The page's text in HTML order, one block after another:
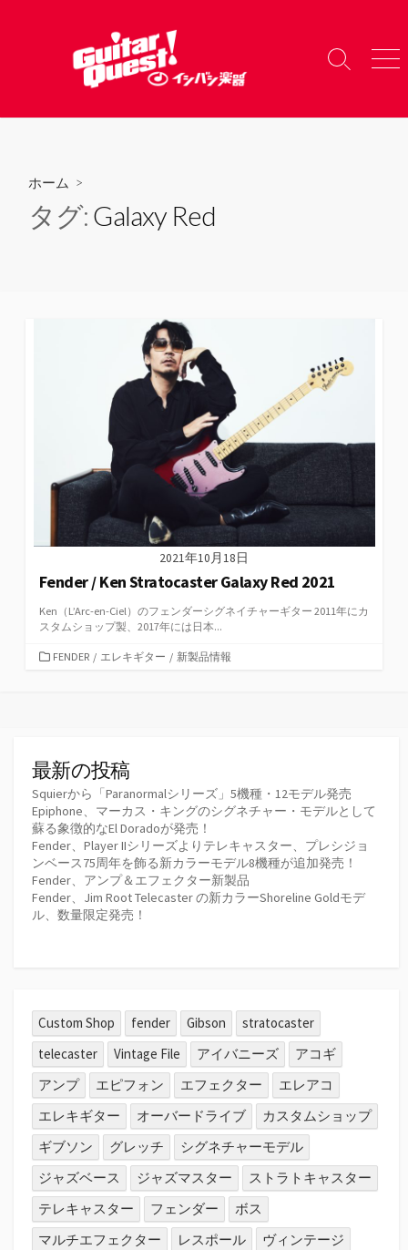
へ
検
り
メ
ー
ホーム >
タグ:Galaxy Red
2021年10月18日
Fender / Ken Stratocaster Galaxy Red 2021
Ken（L’Arc-en-Ciel）のフェンダーシグネイチャーギター 2011年にカ
スタムショップ製、2017年には日本...
カFENDER / エレキギター / 新製品情報
最新の投稿
Squierから「Paranormalシリーズ」5機種・12モデル発売
Epiphone、マーカス・キングのシグネチャー・モデルとして
蘇る象徴的なEl Doradoが発売！
Fender、Player IIシリーズよりテレキャスター、プレシジョ
ンベース75周年を飾る新カラーモデル8機種が追加発売！
Fender、アンプ＆エフェクター新製品
Fender、Jim Root Telecaster の新カラーShoreline Goldモデ
ル、数量限定発売！
Custom Shop fender Gibson
stratocaster
telecaster
Vintage File アイバニーズ
アコギ
アンプ
エピフォン エフェクター
エレアコ
エレキギター
オーバードライブ
カスタムショップ
ギブソン
グレッチ
シグネチャーモデル
ジャズベース
ジャズマスター
ストラトキャスター
テレキャスター
フェンダー
ボス
マルチエフェクター
レスポール
ヴィンテージ